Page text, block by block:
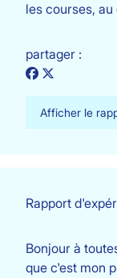
les courses,
partager :
Afficher le
Rapport
Bonjour à
que c'est mon